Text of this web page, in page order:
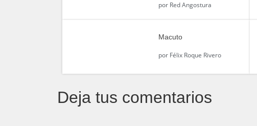
por Red Angostura
Macuto
por Félix Roque Rivero
Deja tus comentarios